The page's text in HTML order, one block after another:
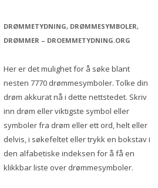
r
c
f
:
DRØMMETYDNING, DRØMMESYMBOLER,
DRØMMER – DROEMMETYDNING.ORG
Her er det mulighet for å søke blant
nesten 7770 drømmesymboler. Tolke din
drøm akkurat nå i dette nettstedet. Skriv
inn drøm eller viktigste symbol eller
symboler fra drøm eller ett ord, helt eller
delvis, i søkefeltet eller trykk en bokstav i
den alfabetiske indeksen for å få en
klikkbar liste over drømmesymboler.